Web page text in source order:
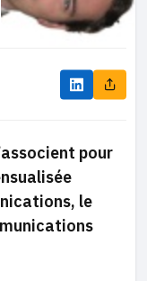
pour
le